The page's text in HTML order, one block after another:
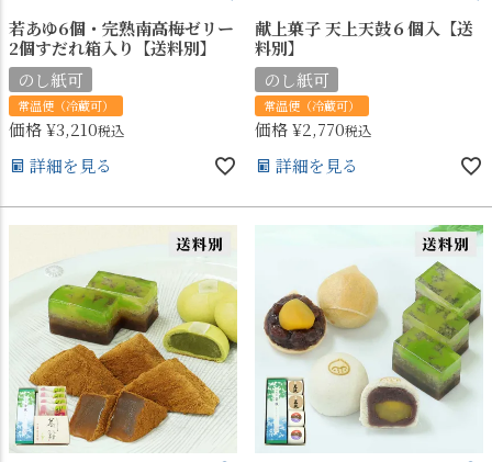
若あゆ6個・完熟南高梅ゼリー
2個すだれ箱入り【送料別】
のし紙可
常温便（冷蔵可）
価格¥3,210税込
詳細を見る
献上菓子 天上天鼓６個入【送
料別】
のし紙可
常温便（冷蔵可）
価格¥2,770税込
詳細を見る